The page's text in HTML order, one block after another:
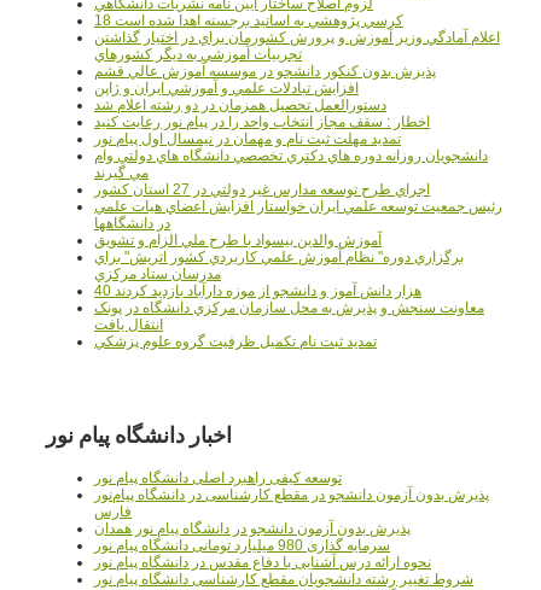
لزوم اصلاح ساختار آيين نامه نشريات دانشگاهي
18 کرسي پژوهشي به اساتيد برجسته اهدا شده است
اعلام آمادگي وزير آموزش و پرورش کشورمان براي در اختيار گذاشتن
تجربيات آموزشي به ديگر کشورهاي
پذيرش بدون کنکور دانشجو در موسسه آموزش عالي قشم
افزايش تبادلات علمي و آموزشي ايران و ژاپن
دستورالعمل تحصیل همزمان در دو رشته اعلام شد
اخطار : سقف مجاز انتخاب واحد را در پیام نور رعایت کنید
تمدید مهلت ثبت نام و مهمان در نیمسال اول پیام نور
دانشجويان روزانه دوره هاي دكتري تخصصي دانشگاه هاي دولتي وام
مي گيرند
اجراي طرح توسعه مدارس غير دولتي در 27 استان کشور
رئيس جمعيت توسعه علمي ايران خواستار افزايش اعضاي هيات علمي
در دانشگاهها
آموزش والدين بيسواد با طرح ملي الزام و تشويق
برگزاري دوره" نظام آموزش علمي كاربردي كشور اتريش" براي
مدرسان ستاد مرکزي
40 هزار دانش آموز و دانشجو از موزه دارآباد بازديد کردند
معاونت سنجش و پذيرش به محل سازمان مرکزي دانشگاه در پونک
انتقال يافت
تمديد ثبت نام تکميل ظرفيت گروه علوم پزشکي
اخبار دانشگاه پیام نور
توسعه کیفی راهبرد اصلی دانشگاه پیام نور
پذیرش بدون آزمون دانشجو در مقطع کارشناسی در دانشگاه پیام‌نور
فارس
پذیرش بدون آزمون دانشجو در دانشگاه پیام نور همدان
سرمایه گذاری 980 میلیارد تومانی دانشگاه پیام نور
نحوه ارائه درس آشنایی با دفاع مقدس در دانشگاه پیام نور
شروط تغییر رشته دانشجویان مقطع کارشناسی دانشگاه پیام نور